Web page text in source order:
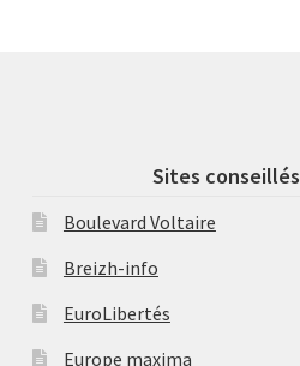
Sites conseillés
Boulevard Voltaire
Breizh-info
EuroLibertés
Europe maxima